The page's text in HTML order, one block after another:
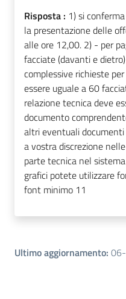
Risposta : 1) si
la presentazione delle
alle ore 12,00. 2) - per
facciate (davanti e
complessive richieste
essere uguale a 60
relazione tecnica deve
documento
altri eventuali
a vostra discrezione
parte tecnica nel
grafici potete utilizzare
font minimo 11
Ultimo aggiornamento: